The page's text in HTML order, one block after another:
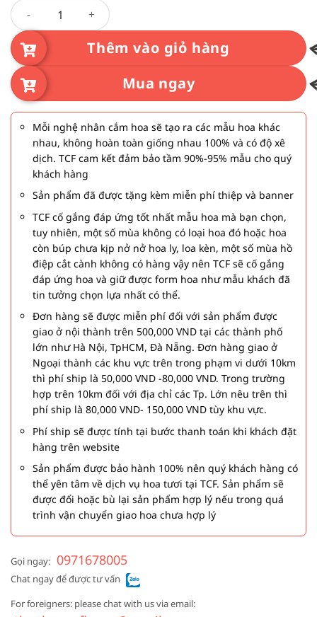
Kệ hoa chia buồn 203 số lượng
Thêm vào giỏ hàng
Mua ngay
Mỗi nghệ nhân cắm hoa sẽ tạo ra các mẫu hoa khác
nhau, không hoàn toàn giống nhau 100% và có độ xê
dịch. TCF cam kết đảm bảo tầm 90%-95% mẫu cho quý
khách hàng
Sản phẩm đã được tặng kèm miễn phí thiệp và banner
TCF cố gắng đáp ứng tốt nhất mẫu hoa mà bạn chọn,
tuy nhiên, một số mùa không có loại hoa đó hoặc hoa
còn búp chưa kịp nở nở hoa ly, loa kèn, một số mùa hồ
điệp cắt cành không có hàng vậy nên TCF sẽ cố gắng
đáp ứng hoa và giữ được form hoa như mẫu khách đã
tin tưởng chọn lựa nhất có thể.
Đơn hàng sẽ được miễn phí đối với sản phẩm được
giao ở nội thành trên 500,000 VND tại các thành phố
lớn như Hà Nội, TpHCM, Đà Nẵng. Đơn hàng giao ở
Ngoại thành các khu vực trên trong phạm vi dưới 10km
thì phí ship là 50,000 VND -80,000 VND. Trong trường
hợp trên 10km đối với địa chỉ các Tp. Lớn nêu trên thì
phí ship là 80,000 VND- 150,000 VND tùy khu vực.
Phí ship sẽ được tính tại bước thanh toán khi khách đặt
hàng trên website
Sản phẩm được bảo hành 100% nên quý khách hàng có
thể yên tâm về dịch vụ hoa tươi tại TCF. Sản phẩm sẽ
được đổi hoặc bù lại sản phẩm hợp lý nếu trong quá
trình vận chuyển giao hoa chưa hợp lý
Gọi ngay: 0971678005
Chat ngay để được tư vấn
For foreigners: please chat with us via email: